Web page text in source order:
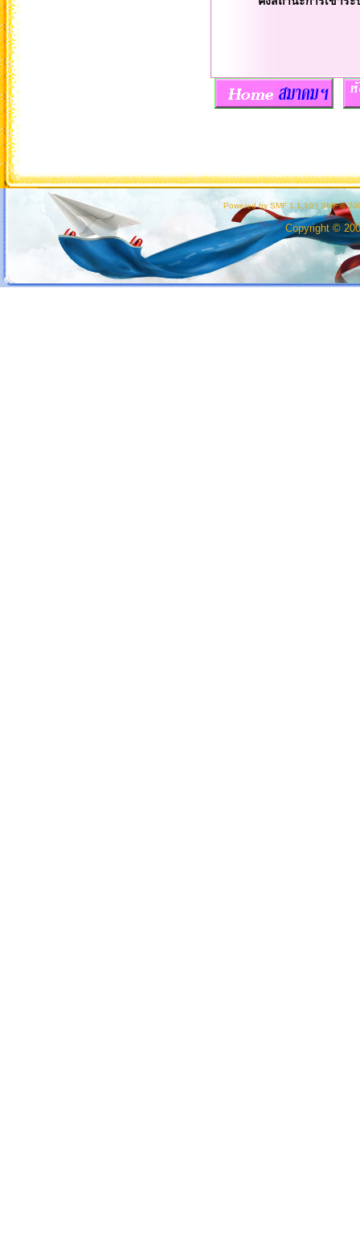
Powered by SMF 1.1.10 | SMF ©
Copyright ©